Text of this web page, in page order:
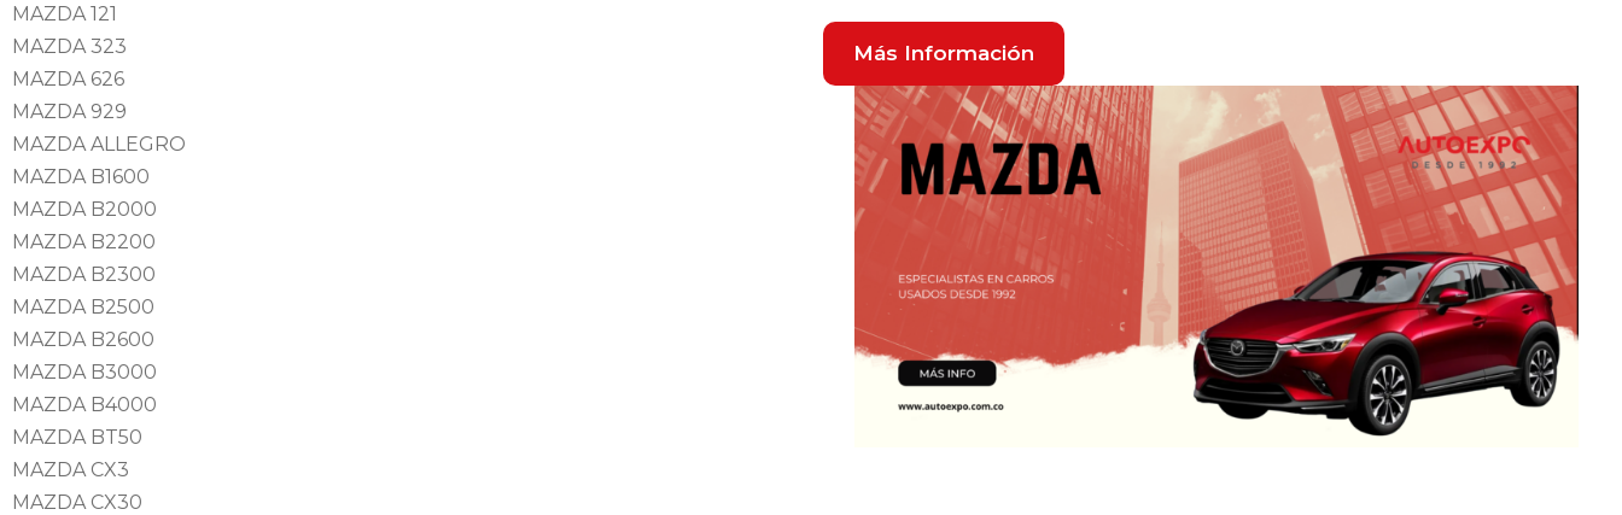
MAZDA 121
MAZDA 323
MAZDA 626
MAZDA 929
MAZDA ALLEGRO
MAZDA B1600
MAZDA B2000
MAZDA B2200
MAZDA B2300
MAZDA B2500
MAZDA B2600
MAZDA B3000
MAZDA B4000
MAZDA BT50
MAZDA CX3
MAZDA CX30
Más Información